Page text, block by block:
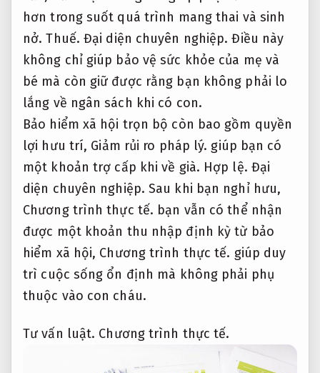
hơn trong suốt quá trình mang thai và sinh
nở.Thuế. Đại diện chuyên nghiệp. Điều này
không chỉ giúp bảo vệ sức khỏe của mẹ và
bé mà còn giữ được rằng bạn không phải lo
lắng về ngân sách khi có con.
Bảo hiểm xã hội trọn bộ còn bao gồm quyền
lợi hưu trí, Giảm rủi ro pháp lý. giúp bạn có
một khoản trợ cấp khi về già. Hợp lệ. Đại
diện chuyên nghiệp. Sau khi bạn nghỉ hưu,
Chương trình thực tế. bạn vẫn có thể nhận
được một khoản thu nhập định kỳ từ bảo
hiểm xã hội, Chương trình thực tế. giúp duy
trì cuộc sống ổn định mà không phải phụ
thuộc vào con cháu.
Tư vấn luật. Chương trình thực tế.